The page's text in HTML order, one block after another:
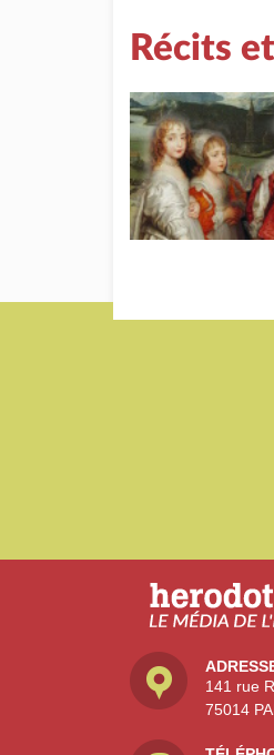
Récits
141 rue
75014